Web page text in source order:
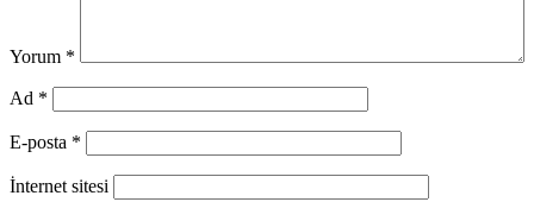
Yorum *
Ad *
E-posta *
İnternet sitesi